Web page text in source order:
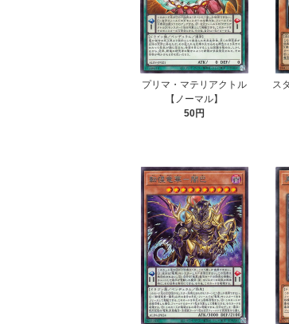
プリマ・マテリアクトル
【ノーマル】
50円
ス